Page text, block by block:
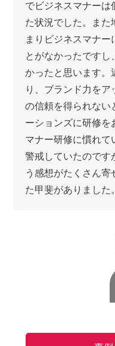
でビジネスマナーは
た状況でした。また
まりビジネスマナー
とがなかったですし
かったと思います。
り、ブランド力をア
の信頼を得られない
ーションズに研修を
マナー研修に慣れて
警戒していたのです
う感想がたくさん寄
た甲斐がありました。